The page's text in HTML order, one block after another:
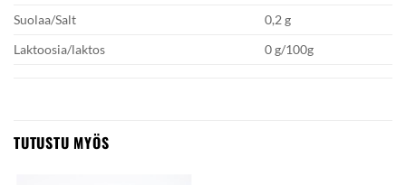
Suolaa/Salt
0,2 g
Laktoosia/laktos
0 g/100g
TUTUSTU MYÖS